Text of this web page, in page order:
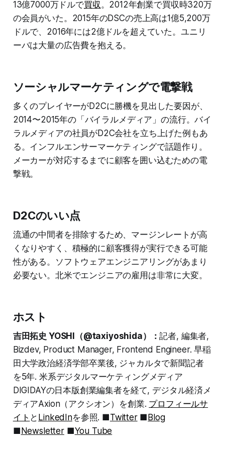
13億7000万ドルで買収。2012年創業で買収時320万
の会員がいた。2015年のDSCの売上高は1億5,200万
ドルで、2016年には2億ドルを超えていた。ユニリ
ーバは大量の広告費を抱える。
ソーシャルマーケティングで電撃戦
多くのプレイヤーがD2Cに勝機を見出した要因が、
2014〜2015年の「バイラルメディア」の流行。バイ
ラルメディアの社員がD2C会社を立ち上げた例もあ
る。インフルエンサーマーケティングで話題作り。
メーカーが対応するまでに顧客を囲い込むための電
撃戦。
D2Cのいい点
流通の中間者を排除するため、マージンレートが高
くなりやすく、積極的に顧客獲得が実行できる可能
性がある。ソフトウェアエンジニアリングがあまり
必要ない。北米でエンジニアの雇用は非常に大変。
ホスト
吉田拓史 YOSHI（@taxiyoshida）：記者, 編集者,
Bizdev, Product Manager, Frontend Engineer. 早稲
田大学政治経済学部卒業後, ジャカルタで新聞記者
を5年. 米系デジタルマーケティングメディア
DIGIDAYの日本版創業編集者を経て, デジタル経済メ
ディアAxion（アクシオン）を創業. プロフィールサ
イト と LinkedInを参照. ■Twitter■ Blog
■ Newsletter■You Tube